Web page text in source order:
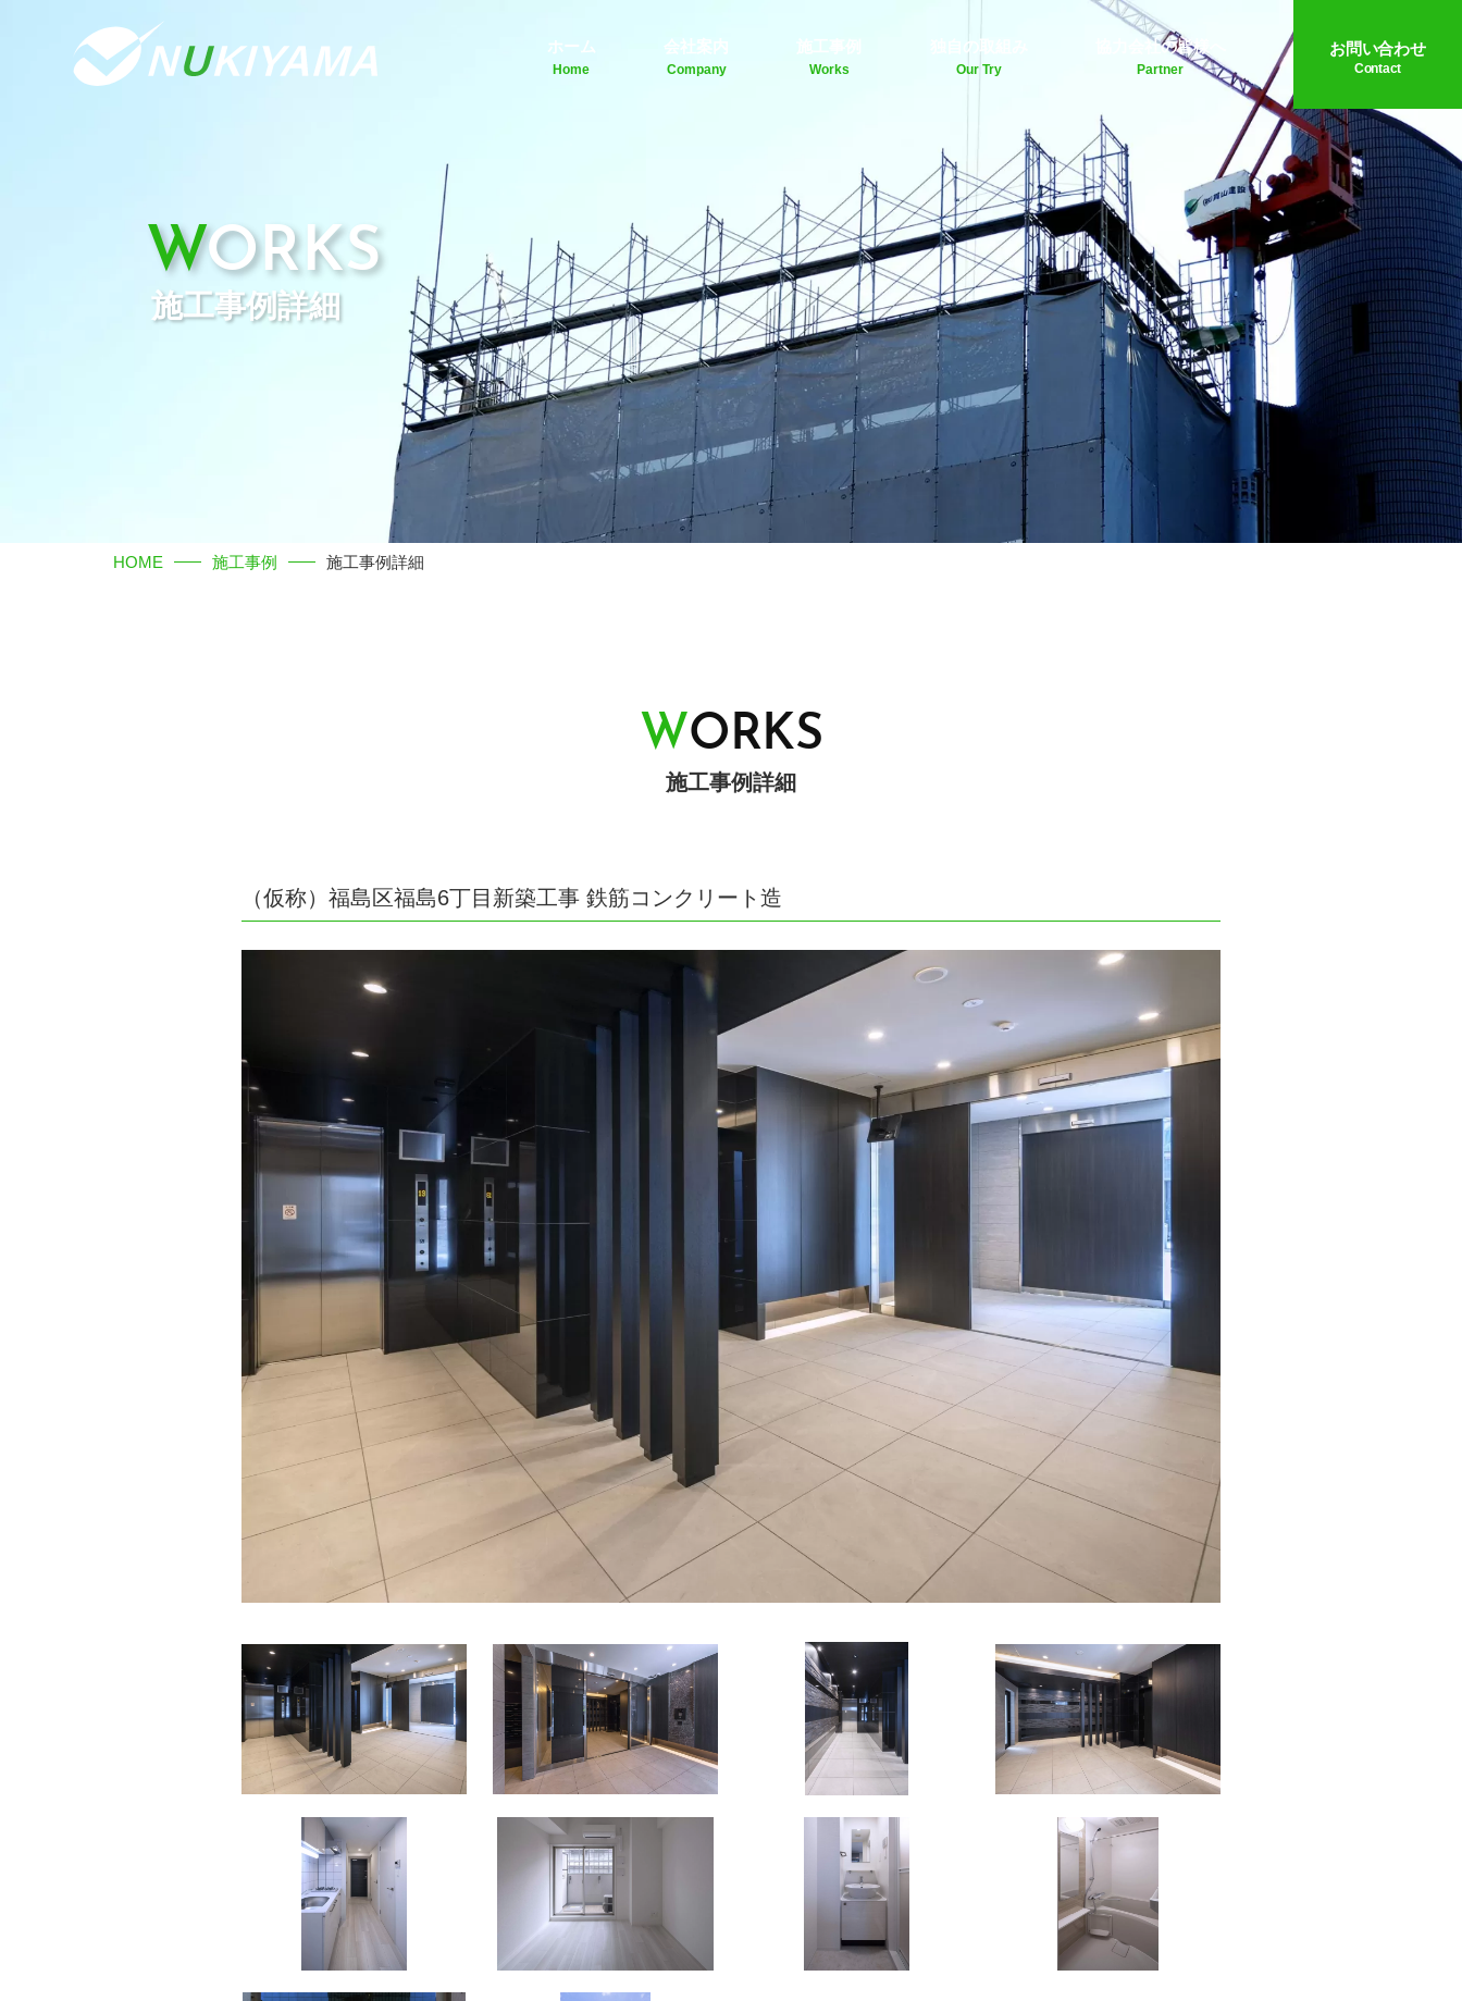
ホーム
Home
会社案内
Company
施工事例
Works
独自の取組み
Our Try
協力会社の皆様へ
Partner
お問い合わせ
Contact
WORKS
施工事例詳細
HOME 施工事例 施工事例詳細
WORKS
施工事例詳細
（仮称）福島区福島6丁目新築工事 鉄筋コンクリート造